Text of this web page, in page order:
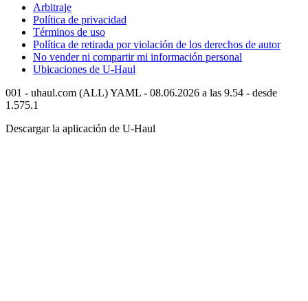
Arbitraje
Política de privacidad
Términos de uso
Política de retirada por violación de los derechos de autor
No vender ni compartir mi información personal
Ubicaciones de U-Haul
001 - uhaul.com (ALL) YAML - 08.06.2026 a las 9.54 - desde
1.575.1
Descargar la aplicación de U-Haul